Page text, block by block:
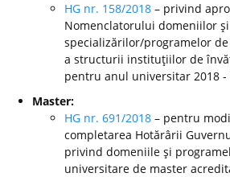
HG nr. 158/2018 – privind
Nomenclatorului domeniilor
specializărilor/programelor
a structurii instituţiilor de
pentru anul universitar 2018 -
Master:
HG nr. 691/2018 – pentru
completarea Hotărârii
privind domeniile şi
universitare de master